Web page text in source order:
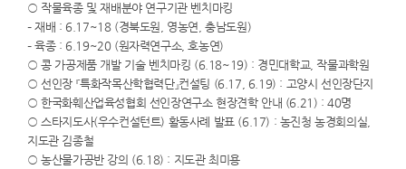
○ 작물육종 및 재배분야 연구기관 벤치마킹
– 재배 : 6.17~18 (경북도원, 영농연, 충남도원)
– 육종 : 6.19~20 (원자력연구소, 호농연)
○ 콩 가공제품 개발 기술 벤치마킹 (6.18~19) : 경민대학교, 작물과학원
○ 선인장 『특화작목산학협력단』컨설팅 (6.17, 6.19) : 고양시 선인장단지
○ 한국화훼산업육성협회 선인장연구소 현장견학 안내 (6.21) : 40명
○ 스타지도사(우수컨설턴트) 활동사례 발표 (6.17) : 농진청 농경회의실,
지도관 김종철
○ 농산물가공반 강의 (6.18) : 지도관 최미용